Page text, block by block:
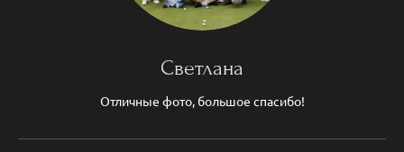
Светлана
Отличные фото, большое спасибо!